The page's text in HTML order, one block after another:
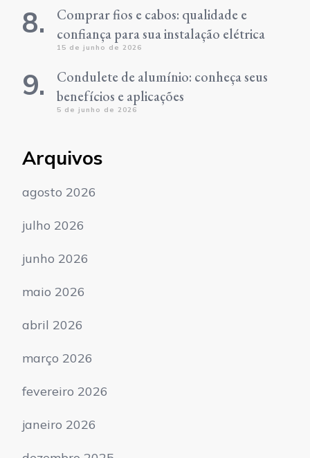
Comprar fios e cabos: qualidade e
confiança para sua instalação elétrica
15 de junho de 2026
Condulete de alumínio: conheça seus
benefícios e aplicações
5 de junho de 2026
Arquivos
agosto 2026
julho 2026
junho 2026
maio 2026
abril 2026
março 2026
fevereiro 2026
janeiro 2026